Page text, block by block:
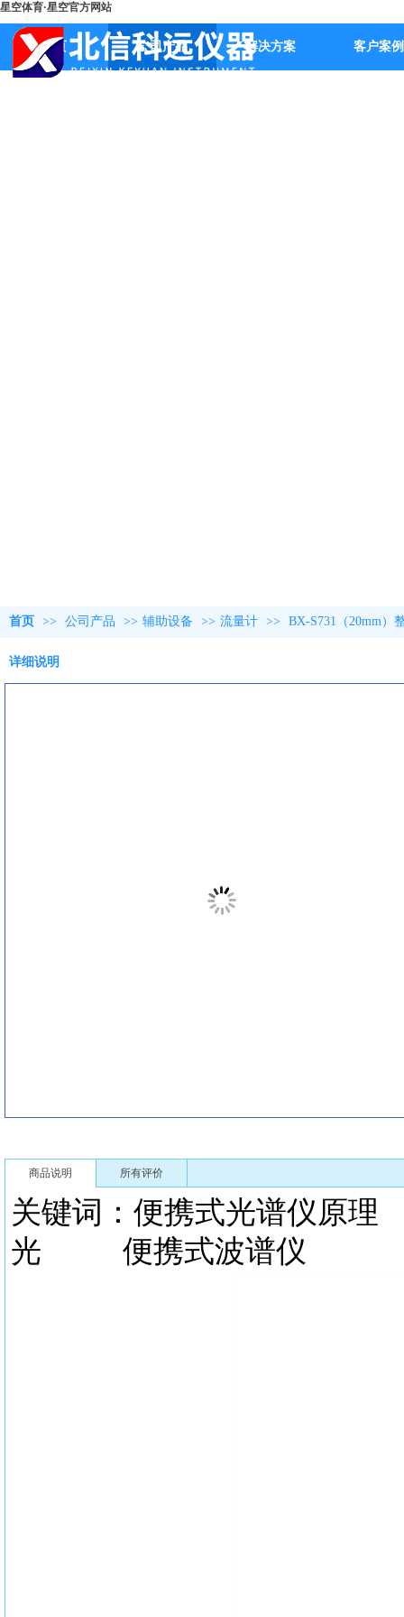
星空体育·星空官方网站
首页 公司产品 解决方案 客户案例
首页 >> 公司产品 >> 辅助设备 >> 流量计 >> BX-S731（20mm）
详细说明
商品说明 所有评价
关键词：便携式光谱仪
光 便携式波谱仪